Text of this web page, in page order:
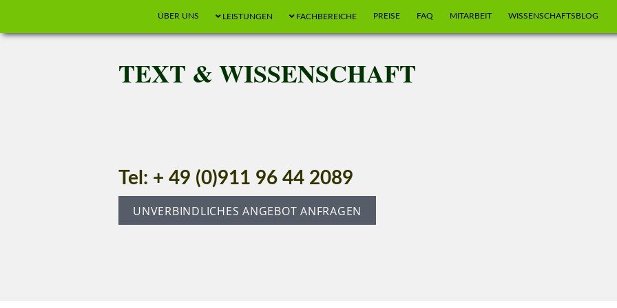
ÜBER UNS LEISTUNGEN FACHBEREICHE PREISE FAQ MITARBEIT WISSENSCHAFTSBLOG
TEXT & WISSENSCHAFT
Tel: + 49 (0)911 96 44 2089
UNVERBINDLICHES ANGEBOT ANFRAGEN